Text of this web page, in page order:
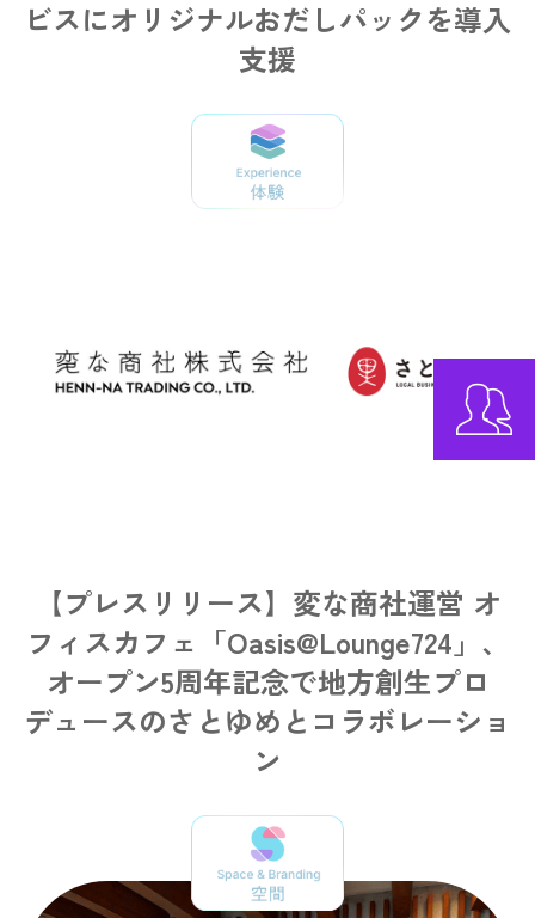
ビスにオリジナルおだしパックを導入
支援
【プレスリリース】変な商社運営 オ
フィスカフェ「Oasis@Lounge724」、
オープン5周年記念で地方創生プロ
デュースのさとゆめとコラボレーショ
ン